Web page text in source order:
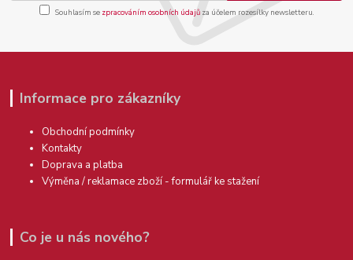
Souhlasím se zpracováním osobních údajůza účelem rozesílky newsletteru.
Informace pro zákazníky
Obchodní podmínky
Kontakty
Doprava a platba
Výměna / reklamace zboží - formulář ke stažení
Co je u nás nového?